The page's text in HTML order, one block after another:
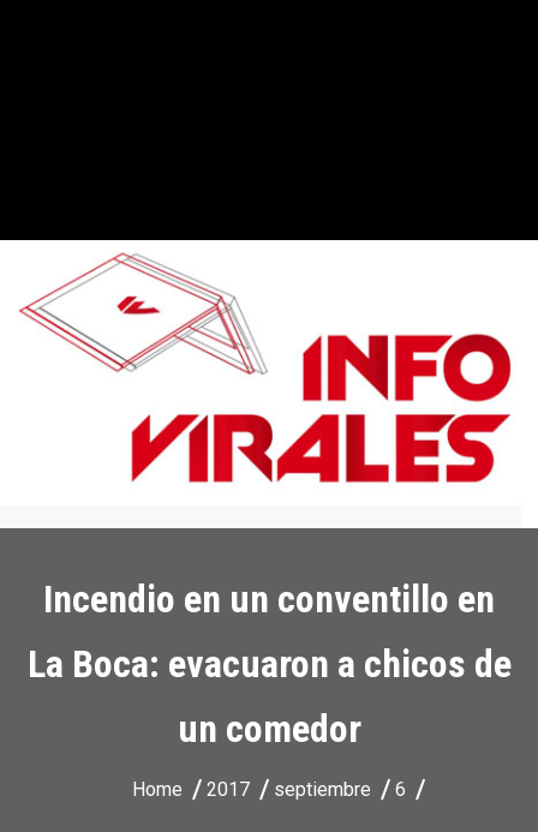
Incendio en un conventillo en
La Boca: evacuaron a chicos de
un comedor
Home 2017 septiembre 6